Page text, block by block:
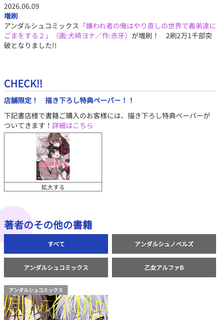
2026.06.09
増刷
アンダルシュコミックス 「嫌われ者の俺はやり直しの世界で義弟達に
ごまをする２」（画:犬崎ヨナ／作:赤牙） が増刷！ 2刷2万1千部突
破となりました!!
CHECK!!
店舗限定！ 描き下ろし特典ペーパー！！
下記書店様で書籍ご購入のお客様には、描き下ろし特典ペーパーが
ついてきます！ 詳細はこちら
拡大する
著者のその他の書籍
すべて アンダルシュノベルズ
アンダルシュコミックス 乙女アルファB
アンダルシュコミックス